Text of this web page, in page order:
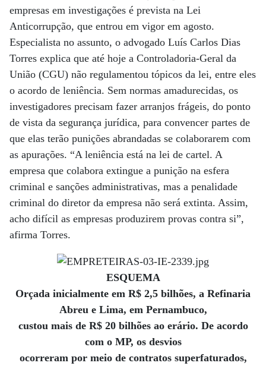
empresas em investigações é prevista na Lei
Anticorrupção, que entrou em vigor em agosto.
Especialista no assunto, o advogado Luís Carlos Dias
Torres explica que até hoje a Controladoria-Geral da
União (CGU) não regulamentou tópicos da lei, entre eles
o acordo de leniência. Sem normas amadurecidas, os
investigadores precisam fazer arranjos frágeis, do ponto
de vista da segurança jurídica, para convencer partes de
que elas terão punições abrandadas se colaborarem com
as apurações. “A leniência está na lei de cartel. A
empresa que colabora extingue a punição na esfera
criminal e sanções administrativas, mas a penalidade
criminal do diretor da empresa não será extinta. Assim,
acho difícil as empresas produzirem provas contra si”,
afirma Torres.
ESQUEMA
Orçada inicialmente em R$ 2,5 bilhões, a Refinaria
Abreu e Lima, em Pernambuco,
custou mais de R$ 20 bilhões ao erário. De acordo
com o MP, os desvios
ocorreram por meio de contratos superfaturados,